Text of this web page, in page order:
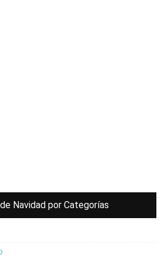
Navidad por Categorías